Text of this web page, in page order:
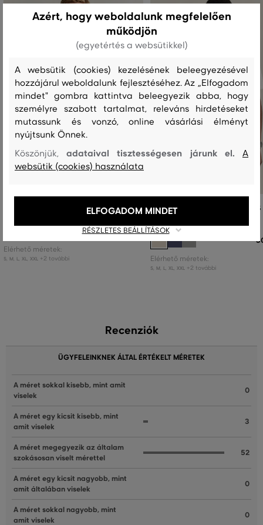
PÓLÓ GANT PIMA T-SHIRT
32 990 Ft
Elérhető méretek:
S M L XL XXL +2 további
PÓLÓ GANT MICRO TEXTURE SS
Elérhető méretek:
S M L XL XXL +2 további
Recenziók
ÜGYFELEINKNEK ÁLTAL ÉRTÉKELT MÉRETEK
A méret sokkal kisebb, mint amit
viselek
0
A méret egy kicsit kisebb, mint
amit viselek
3
A méret megegyezik az általam
szokásosan viselt mérettel
52
A méret egy kicsit nagyobb, mint
amit általában viselek
0
A méret sokkal nagyobb, mint
amit viselek
0
Azért, hogy weboldalunk megfelelően
működjön
(egyetértés a websütikkel)
A websütik (cookies) kezelésének beleegyezésével
hozzájárul weboldalunk fejlesztéséhez. Az „Elfogadom
mindet" gombra kattintva beleegyezik abba, hogy
személyre szabott tartalmat, releváns hirdetéseket
mutassunk és vonzó, online vásárlási élményt
nyújtsunk Önnek.
Köszönjük,adataival tisztességesen járunk el.A
websütik (cookies) használata
RÉSZLETES BEÁLLÍTÁSOK
ELFOGADOM MINDET